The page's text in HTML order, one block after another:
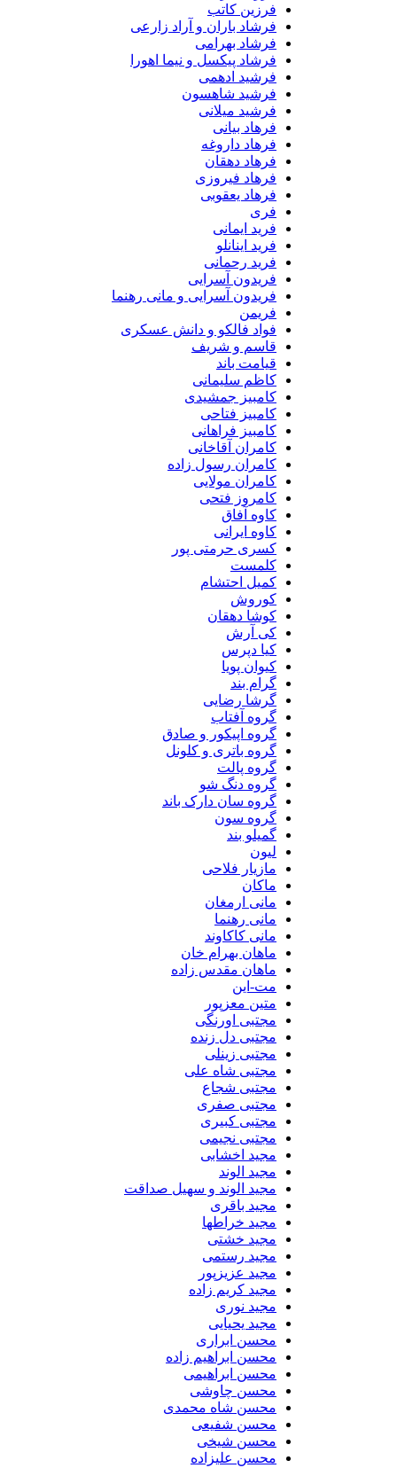
فرزین کاتب
فرشاد باران و آراد زارعی
فرشاد بهرامی
فرشاد پیکسل و نیما اهورا
فرشید ادهمی
فرشید شاهسون
فرشید میلانی
فرهاد بیانی
فرهاد داروغه
فرهاد دهقان
فرهاد فیروزی
فرهاد یعقوبی
فری
فرید ایمانی
فرید اینانلو
فرید رحمانی
فریدون آسرایی
فریدون آسرایی و مانی رهنما
فریمن
فواد فالکو و دانش عسکری
قاسم و شریف
قیامت باند
کاظم سلیمانی
کامبیز جمشیدی
کامبیز فتاحی
کامبیز فراهانی
کامران آقاخانی
کامران رسول زاده
کامران مولایی
کامروز فتحی
کاوه آفاق
کاوه ایرانی
کسری حرمتی پور
کلمست
کمیل احتشام
کوروش
کوشا دهقان
کی آرش
کیا دپرس
کیوان پویا
گرام بند
گرشا رضایی
گروه آفتاب
گروه اپیکور و صادق
گروه باتری و کلونل
گروه پالت
گروه دنگ شو
گروه سان دارک باند
گروه سون
گمیلو بند
لیون
مازیار فلاحی
ماکان
مانی ارمغان
مانی رهنما
مانی کاکاوند
ماهان بهرام خان
ماهان مقدس زاده
مت-این
متین معزپور
مجتبی اورنگی
مجتبی دل زنده
مجتبی زینلی
مجتبی شاه علی
مجتبی شجاع
مجتبی صفری
مجتبی کبیری
مجتبی نجیمی
مجید اخشابی
مجید الوند‎
مجید الوند و سهیل صداقت
مجید باقری
مجید خراطها
مجید خشتی
مجید رستمی
مجید عزیزپور
مجید کریم زاده
مجید نوری
مجید یحیایی
محسن ابراری
محسن ابراهیم زاده
محسن ابراهیمی
محسن چاوشی
محسن شاه محمدی
محسن شفیعی
محسن شیخی
محسن علیزاده